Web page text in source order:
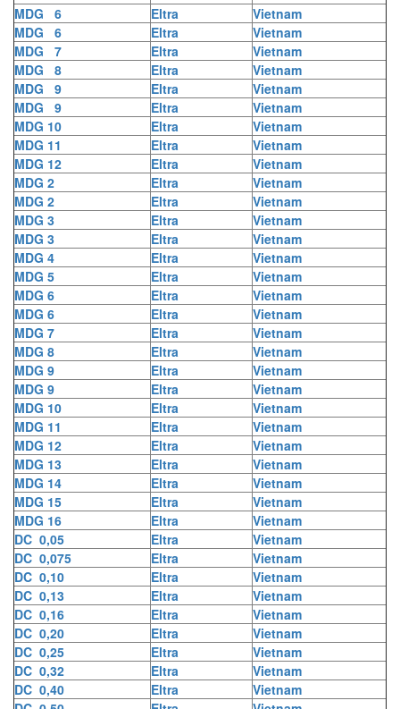
MDG 6
Eltra
Vietnam
MDG 6
Eltra
Vietnam
MDG 7
Eltra
Vietnam
MDG 8
Eltra
Vietnam
MDG 9
Eltra
Vietnam
MDG 9
Eltra
Vietnam
MDG 10
Eltra
Vietnam
MDG 11
Eltra
Vietnam
MDG 12
Eltra
Vietnam
MDG 2
Eltra
Vietnam
MDG 2
Eltra
Vietnam
MDG 3
Eltra
Vietnam
MDG 3
Eltra
Vietnam
MDG 4
Eltra
Vietnam
MDG 5
Eltra
Vietnam
MDG 6
Eltra
Vietnam
MDG 6
Eltra
Vietnam
MDG 7
Eltra
Vietnam
MDG 8
Eltra
Vietnam
MDG 9
Eltra
Vietnam
MDG 9
Eltra
Vietnam
MDG 10
Eltra
Vietnam
MDG 11
Eltra
Vietnam
MDG 12
Eltra
Vietnam
MDG 13
Eltra
Vietnam
MDG 14
Eltra
Vietnam
MDG 15
Eltra
Vietnam
MDG 16
Eltra
Vietnam
DC 0,05
Eltra
Vietnam
DC 0,075
Eltra
Vietnam
DC 0,10
Eltra
Vietnam
DC 0,13
Eltra
Vietnam
DC 0,16
Eltra
Vietnam
DC 0,20
Eltra
Vietnam
DC 0,25
Eltra
Vietnam
DC 0,32
Eltra
Vietnam
DC 0,40
Eltra
Vietnam